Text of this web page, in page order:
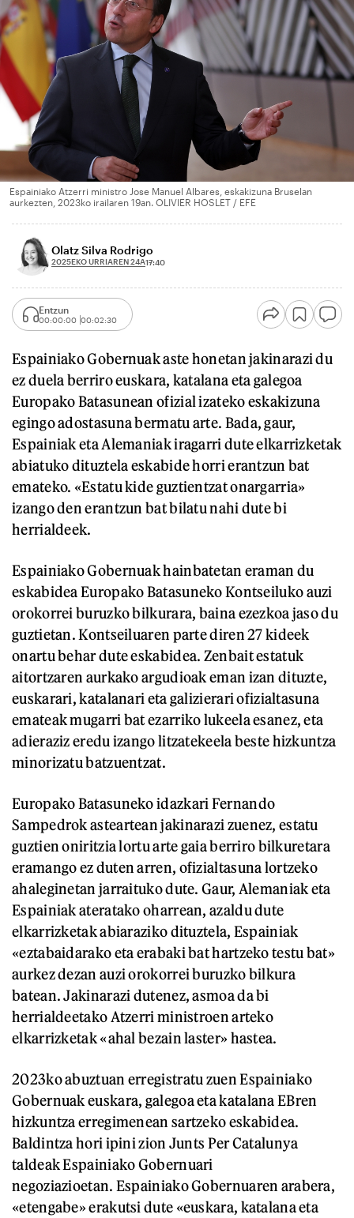
Espainiako Atzerri ministro Jose Manuel Albares, eskakizuna Bruselan
aurkezten, 2023ko irailaren 19an. OLIVIER HOSLET / EFE
Olatz Silva Rodrigo
2025EKO URRIAREN 24A17:40
Entzun
00:00:00 00:02:30
Espainiako Gobernuak aste honetan jakinarazi du
ez duela berriro euskara, katalana eta galegoa
Europako Batasunean ofizial izateko eskakizuna
egingo adostasuna bermatu arte. Bada, gaur,
Espainiak eta Alemaniak iragarri dute elkarrizketak
abiatuko dituztela eskabide horri erantzun bat
emateko. «Estatu kide guztientzat onargarria»
izango den erantzun bat bilatu nahi dute bi
herrialdeek.
Espainiako Gobernuak hainbatetan eraman du
eskabidea Europako Batasuneko Kontseiluko auzi
orokorrei buruzko bilkurara, baina ezezkoa jaso du
guztietan. Kontseiluaren parte diren 27 kideek
onartu behar dute eskabidea. Zenbait estatuk
aitortzaren aurkako argudioak eman izan dituzte,
euskarari, katalanari eta galizierari ofizialtasuna
emateak mugarri bat ezarriko lukeela esanez, eta
adieraziz eredu izango litzatekeela beste hizkuntza
minorizatu batzuentzat.
Europako Batasuneko idazkari Fernando
Sampedrok asteartean jakinarazi zuenez, estatu
guztien oniritzia lortu arte gaia berriro bilkuretara
eramango ez duten arren, ofizialtasuna lortzeko
ahaleginetan jarraituko dute. Gaur, Alemaniak eta
Espainiak ateratako oharrean, azaldu dute
elkarrizketak abiaraziko dituztela, Espainiak
«eztabaidarako eta erabaki bat hartzeko testu bat»
aurkez dezan auzi orokorrei buruzko bilkura
batean. Jakinarazi dutenez, asmoa da bi
herrialdeetako Atzerri ministroen arteko
elkarrizketak «ahal bezain laster» hastea.
2023ko abuztuan erregistratu zuen Espainiako
Gobernuak euskara, galegoa eta katalana EBren
hizkuntza erregimenean sartzeko eskabidea.
Baldintza hori ipini zion Junts Per Catalunya
taldeak Espainiako Gobernuari
negoziazioetan. Espainiako Gobernuaren arabera,
«etengabe» erakutsi dute «euskara, katalana eta